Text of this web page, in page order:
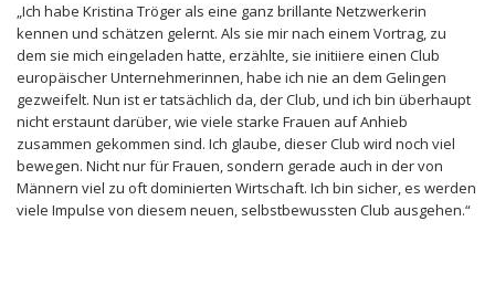
„Ich habe Kristina Tröger als eine ganz brillante Netzwerkerin
kennen und schätzen gelernt. Als sie mir nach einem Vortrag, zu
dem sie mich eingeladen hatte, erzählte, sie initiiere einen Club
europäischer Unternehmerinnen, habe ich nie an dem Gelingen
gezweifelt. Nun ist er tatsächlich da, der Club, und ich bin überhaupt
nicht erstaunt darüber, wie viele starke Frauen auf Anhieb
zusammen gekommen sind. Ich glaube, dieser Club wird noch viel
bewegen. Nicht nur für Frauen, sondern gerade auch in der von
Männern viel zu oft dominierten Wirtschaft. Ich bin sicher, es werden
viele Impulse von diesem neuen, selbstbewussten Club ausgehen.“